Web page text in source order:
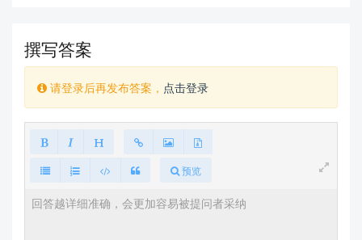
撰写答案
请登录后再发布答案， 点击登录
预览